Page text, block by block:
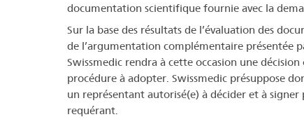
documentation scientifique fournie avec la
Sur la base des résultats de l’évaluation des
de l’argumentation complémentaire présentée
Swissmedic rendra à cette occasion une
procédure à adopter. Swissmedic présuppose
un représentant autorisé(e) à décider et à signer
requérant.